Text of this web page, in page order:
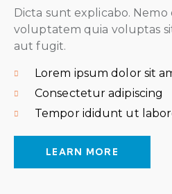
Dicta sunt explicabo. Nemo
voluptatem quia voluptas
aut fugit.
Lorem ipsum dolor sit
Consectetur adipiscing
Tempor ididunt ut
LEARN MORE